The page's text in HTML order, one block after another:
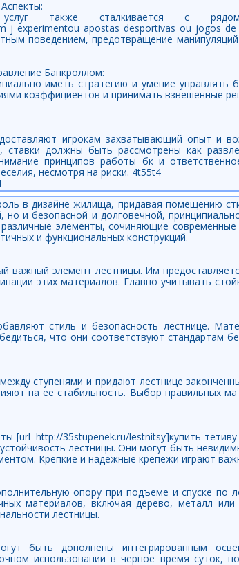
услуг также сталкивается с
поведением, предотвращение
Банкроллом:
иметь стратегию и умение управлять
коэффициентов и принимать взвешенные
игрокам захватывающий опыт и
ставки должны быть рассмотрены как
принципов работы бк и
несмотря на риски. 4t55t4
в дизайне жилища, придавая помещению
но и безопасной и долговечной,
элементы, сочиняющие
и функциональных конструкций.
важный элемент лестницы. Им
этих материалов. Главно учитывать
стиль и безопасность лестнице.
что они соответствуют стандартам
ступенями и придают лестнице
на ее стабильность. Выбор правильных
[url=http://35stupenek.ru/lestnitsy]купить
лестницы. Они могут быть
Крепкие и надежные крепежи играют
опору при подъеме и спуске по
материалов, включая дерево, металл
лестницы.
быть дополнены интегрированным
использовании в черное время суток,